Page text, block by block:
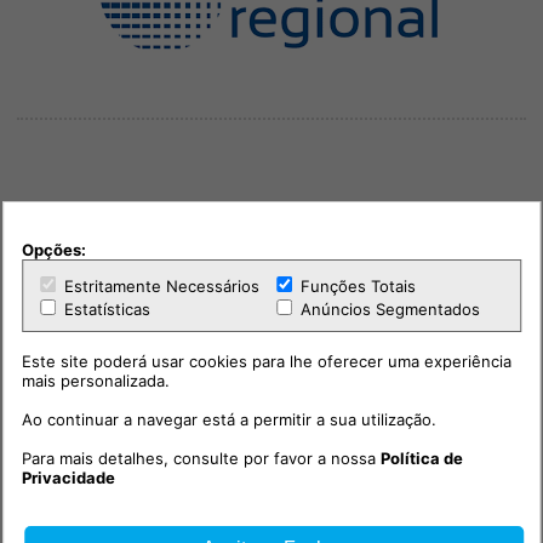
Outras notícias
Opções:
Estritamente Necessários
Funções Totais
Estatísticas
Anúncios Segmentados
Este site poderá usar cookies para lhe oferecer uma experiência
mais personalizada.
Ao continuar a navegar está a permitir a sua utilização.
Para mais detalhes, consulte por favor a nossaPolítica de
Privacidade